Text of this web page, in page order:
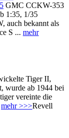
GMC CCKW-353
1:35, 1/35
auch bekannt als
S ... mehr
Tiger II,
wurde ab 1944 bei
vereinte die
mehr >>>Revell